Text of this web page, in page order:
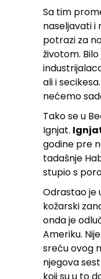
Sa tim
naseljavati i
potrazi za
životom.
ali i
nećemo
Tako se u
Ignjat.
godine pre
tadašnje
stupio s
Odrastao je
kožarski
onda je
Ameriku.
sreću ovog
njegova